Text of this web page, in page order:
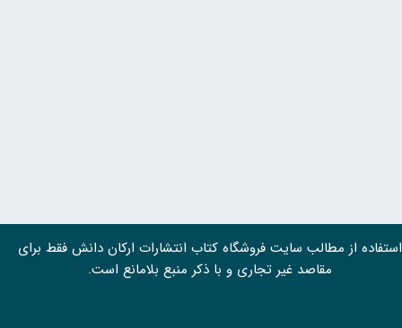
استفاده از مطالب سايت فروشگاه کتاب انتشارات ارکان دانش فقط برای
مقاصد غیر تجاری و با ذکر منبع بلامانع است.